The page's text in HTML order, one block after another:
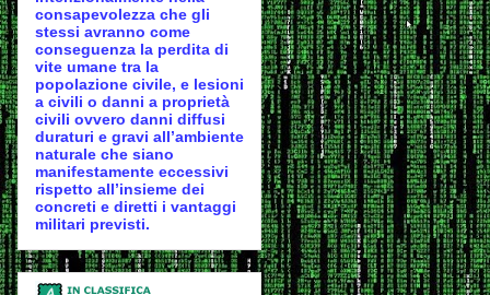
consapevolezza che gli
stessi avranno come
conseguenza la perdita di
vite umane tra la
popolazione civile, e lesioni
a civili o danni a proprietà
civili ovvero danni diffusi
duraturi e gravi all’ambiente
naturale che siano
manifestamente eccessivi
rispetto all’insieme dei
concreti e diretti i vantaggi
militari previsti.